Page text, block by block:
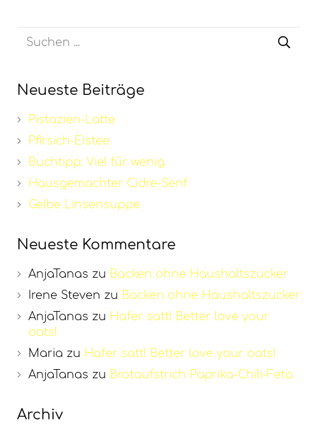
Neueste Beiträge
Pistazien-Latte
Pfirsich-Eistee
Buchtipp: Viel für wenig
Hausgemachter Cidre-Senf
Gelbe Linsensuppe
Neueste Kommentare
AnjaTanas zu Backen ohne Haushaltszucker
Irene Steven zu Backen ohne Haushaltszucker
AnjaTanas zu Hafer satt! Better love your
oats!
Maria zu Hafer satt! Better love your oats!
AnjaTanas zu Brotaufstrich Paprika-Chili-Feta
Archiv